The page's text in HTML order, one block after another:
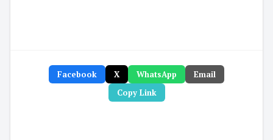
Facebook X WhatsApp
Email
Copy Link